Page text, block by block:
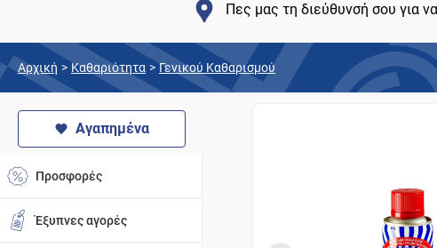
Πες μας τη διεύθυνσή σου για
Αρχική > Καθαριότητα > Γενικού Καθαρισμού
Αγαπημένα
Προσφορές
Έξυπνες αγορές